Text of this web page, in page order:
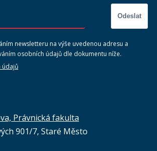
Odeslat
newsletteru na výše uvedenou adresu a
osobních údajů dle dokumentu níže.
údajů
Právnická fakulta
901/7, Staré Město